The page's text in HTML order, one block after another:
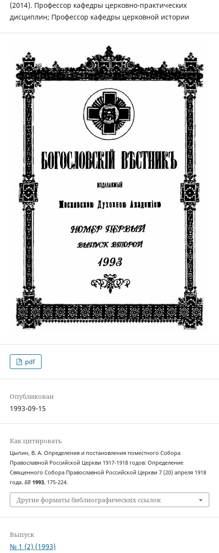
(2014). Профессор кафедры церковно-практических
дисциплин; Профессор кафедры церковной истории
pdf
Опубликован
1993-09-15
Как цитировать
Цыпин, В. А. Определения и постановления поместного Собора
Православной Российской Церкви 1917-1918 годов: Определение
Священного Собора Православной Российской Церкви 7 (20) апреля 1918
года. БВ 1993, 175-224.
Другие форматы библиографических ссылок
Выпуск
№ 1 (2) (1993)